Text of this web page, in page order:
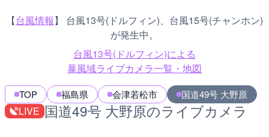
【台風情報】 台風13号(ドルフィン)、台風15号(チャンホン)
が発生中。
台風13号(ドルフィン)による
暴風域ライブカメラ一覧・地図
TOP 福島県 会津若松市 国道49号 大野原
LIVE 国道49号 大野原のライブカメラ